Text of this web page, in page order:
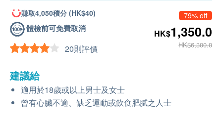
賺取4,050積分 (HK$40)
體檢前可免費取消
20則評價
79% off
HK$1,350.0
HK$6,300.0
建議給
適用於18歲或以上男士及女士
曾有心臟不適、缺乏運動或飲食肥膩之人士